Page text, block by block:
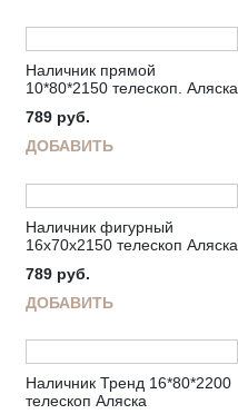
Наличник прямой
10*80*2150 телескоп. Аляска
789 руб.
ДОБАВИТЬ
Наличник фигурный
16х70х2150 телескоп Аляска
789 руб.
ДОБАВИТЬ
Наличник Тренд 16*80*2200
телескоп Аляска